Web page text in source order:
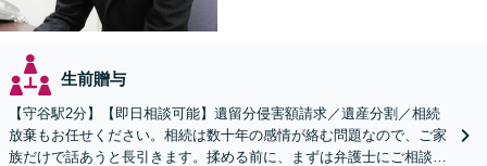
生前贈与
【守谷駅2分】【即日相談可能】遺留分侵害額請求／遺産分割／相続
放棄もお任せください。相続は数十年の感情が絡む問題なので、ご家
族だけで話あうと長引きます。揉める前に、まずは弁護士にご相談く